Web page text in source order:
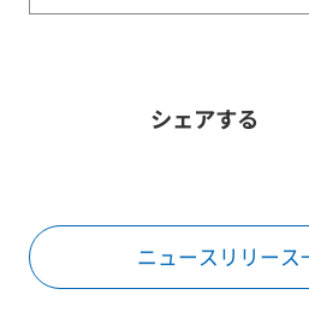
シェアする
ニュースリリース